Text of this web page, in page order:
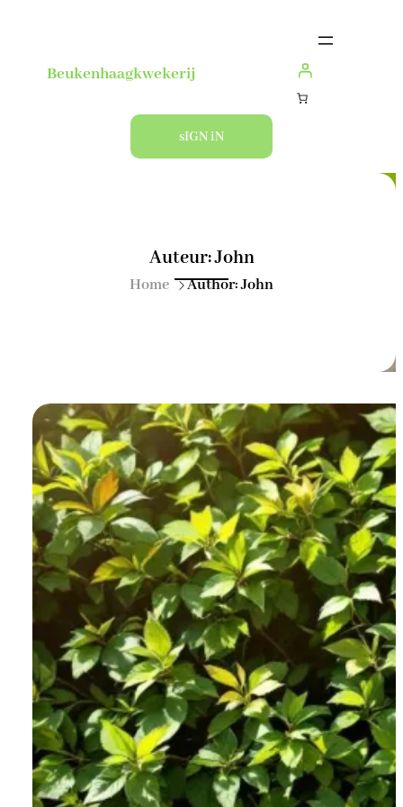
Beukenhaagkwekerij
sIGN iN
Auteur:John
Home Author: John